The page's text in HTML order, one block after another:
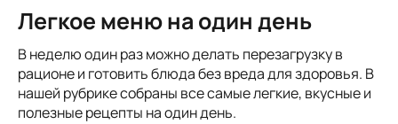
Легкое меню на один день
В неделю один раз можно делать перезагрузку в
рационе и готовить блюда без вреда для здоровья. В
нашей рубрике собраны все самые легкие, вкусные и
полезные рецепты на один день.